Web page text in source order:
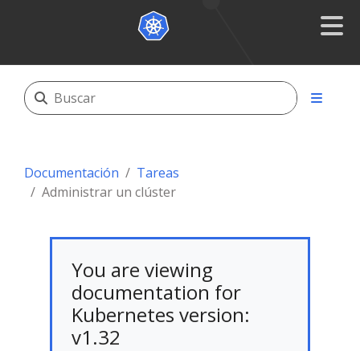
Documentación
Tareas
Administrar un clúster
You are viewing
documentation for
Kubernetes version:
v1.32